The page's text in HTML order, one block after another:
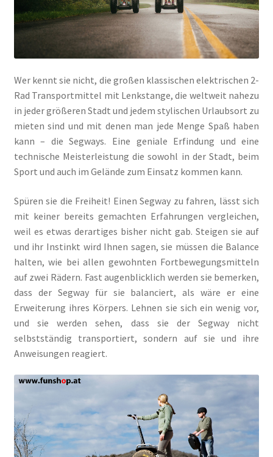
Wer kennt sie nicht, die großen klassischen elektrischen 2-
Rad Transportmittel mit Lenkstange, die weltweit nahezu
in jeder größeren Stadt und jedem stylischen Urlaubsort zu
mieten sind und mit denen man jede Menge Spaß haben
kann – die Segways. Eine geniale Erfindung und eine
technische Meisterleistung die sowohl in der Stadt, beim
Sport und auch im Gelände zum Einsatz kommen kann.
Spüren sie die Freiheit! Einen Segway zu fahren, lässt sich
mit keiner bereits gemachten Erfahrungen vergleichen,
weil es etwas derartiges bisher nicht gab. Steigen sie auf
und ihr Instinkt wird Ihnen sagen, sie müssen die Balance
halten, wie bei allen gewohnten Fortbewegungsmitteln
auf zwei Rädern. Fast augenblicklich werden sie bemerken,
dass der Segway für sie balanciert, als wäre er eine
Erweiterung ihres Körpers. Lehnen sie sich ein wenig vor,
und sie werden sehen, dass sie der Segway nicht
selbstständig transportiert, sondern auf sie und ihre
Anweisungen reagiert.